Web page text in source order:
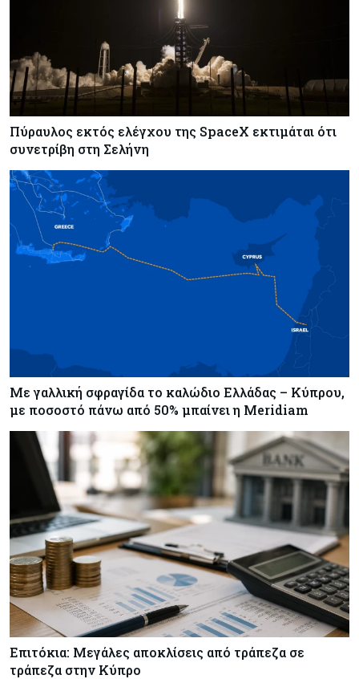
Μόλις 141 από τα 728 ξενοδοχεία είναι
αδειοδοτημένα - Παρεμβάσεις ζητά ο ΠΑΣΥΞΕ
Πάφου
Πύραυλος εκτός ελέγχου της SpaceX εκτιμάται ότι
συνετρίβη στη Σελήνη
Με γαλλική σφραγίδα το καλώδιο Ελλάδας – Κύπρου,
με ποσοστό πάνω από 50% μπαίνει η Meridiam
Επιτόκια: Μεγάλες αποκλίσεις από τράπεζα σε
τράπεζα στην Κύπρο